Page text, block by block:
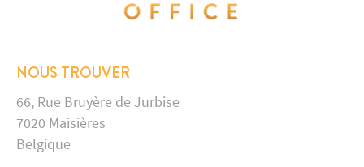
NOUS TROUVER
66, Rue Bruyère de Jurbise
7020 Maisières
Belgique